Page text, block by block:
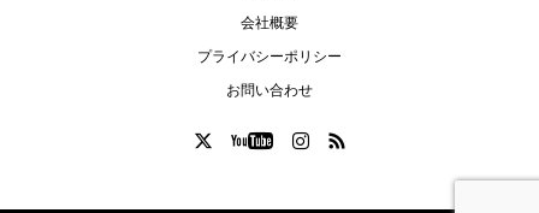
会社概要
プライバシーポリシー
お問い合わせ